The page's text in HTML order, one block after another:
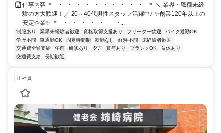
仕事内容 ＊―･―･―･―･―･―･―･―･―･―･―＊ ＼ 業界・職種未経
験の方大歓迎！／ 20～40代男性スタッフ活躍中♪ ✨創業120年以上の
安定企業✨ ＊―･―･―･―･―･―･―･...
制服あり 業界未経験者歓迎 資格取得支援あり フリーター歓迎
バイク通勤OK
学歴不問
車通勤OK 固定時間制 転勤なし 経験不問
未経験者歓迎
交通費全額支給
午前 研修あり 夕方 賞与あり ブランクOK
育休あり
交通費支給
長期歓迎
正社員